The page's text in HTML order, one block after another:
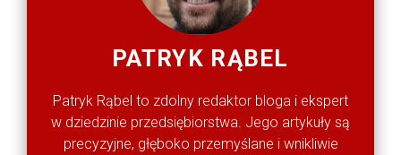
PATRYK RĄBEL
Patryk Rąbel to zdolny redaktor bloga i ekspert
w dziedzinie przedsiębiorstwa. Jego artykuły są
precyzyjne, głęboko przemyślane i wnikliwie